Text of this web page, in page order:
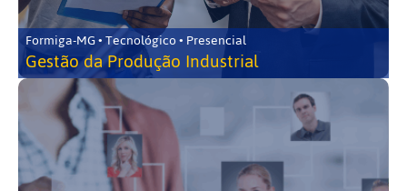
Formiga-MG • Tecnológico • Presencial
Gestão da Produção Industrial